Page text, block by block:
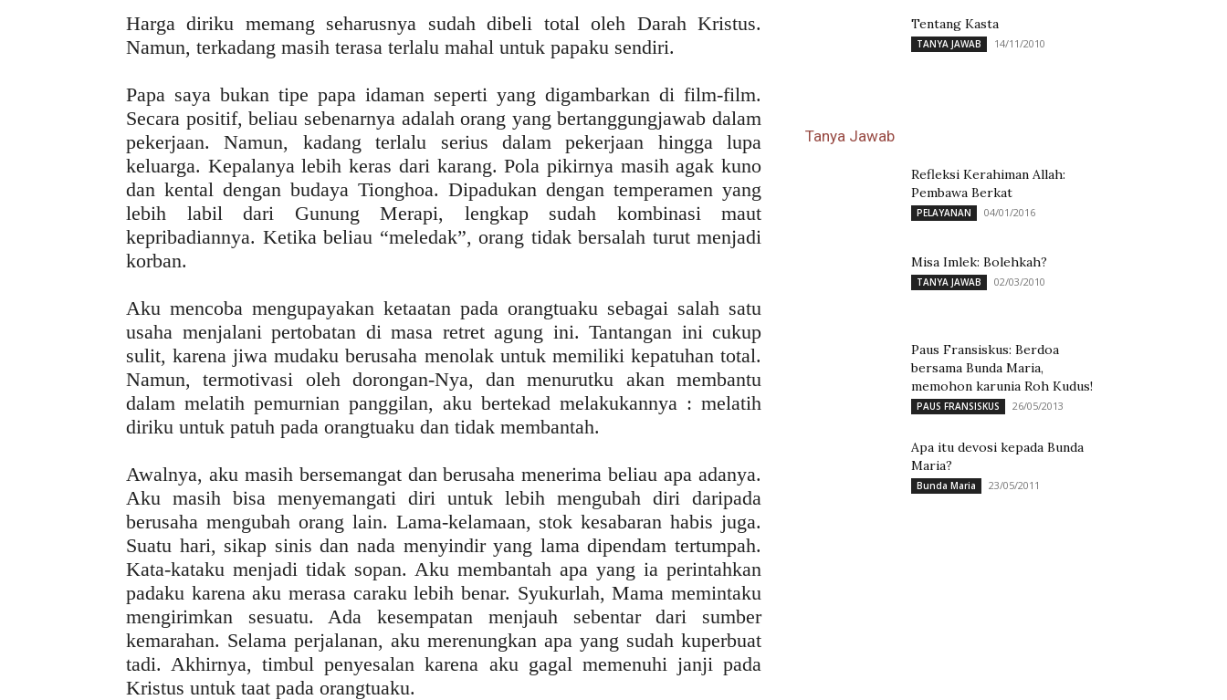
Harga diriku memang seharusnya sudah dibeli total oleh Darah Kristus.
Namun, terkadang masih terasa terlalu mahal untuk papaku sendiri.
Papa saya bukan tipe papa idaman seperti yang digambarkan di film-film.
Secara positif, beliau sebenarnya adalah orang yang bertanggungjawab dalam
pekerjaan. Namun, kadang terlalu serius dalam pekerjaan hingga lupa
keluarga. Kepalanya lebih keras dari karang. Pola pikirnya masih agak kuno
dan kental dengan budaya Tionghoa. Dipadukan dengan temperamen yang
lebih labil dari Gunung Merapi, lengkap sudah kombinasi maut
kepribadiannya. Ketika beliau “meledak”, orang tidak bersalah turut menjadi
korban.
Aku mencoba mengupayakan ketaatan pada orangtuaku sebagai salah satu
usaha menjalani pertobatan di masa retret agung ini. Tantangan ini cukup
sulit, karena jiwa mudaku berusaha menolak untuk memiliki kepatuhan total.
Namun, termotivasi oleh dorongan-Nya, dan menurutku akan membantu
dalam melatih pemurnian panggilan, aku bertekad melakukannya : melatih
diriku untuk patuh pada orangtuaku dan tidak membantah.
Awalnya, aku masih bersemangat dan berusaha menerima beliau apa adanya.
Aku masih bisa menyemangati diri untuk lebih mengubah diri daripada
berusaha mengubah orang lain. Lama-kelamaan, stok kesabaran habis juga.
Suatu hari, sikap sinis dan nada menyindir yang lama dipendam tertumpah.
Kata-kataku menjadi tidak sopan. Aku membantah apa yang ia perintahkan
padaku karena aku merasa caraku lebih benar. Syukurlah, Mama memintaku
mengirimkan sesuatu. Ada kesempatan menjauh sebentar dari sumber
kemarahan. Selama perjalanan, aku merenungkan apa yang sudah kuperbuat
tadi. Akhirnya, timbul penyesalan karena aku gagal memenuhi janji pada
Kristus untuk taat pada orangtuaku.
Tentang Kasta
TANYA JAWAB 14/11/2010
Tanya Jawab
Refleksi Kerahiman Allah:
Pembawa Berkat
PELAYANAN 04/01/2016
Misa Imlek: Bolehkah?
TANYA JAWAB 02/03/2010
Paus Fransiskus: Berdoa
bersama Bunda Maria,
memohon karunia Roh Kudus!
PAUS FRANSISKUS 26/05/2013
Apa itu devosi kepada Bunda
Maria?
Bunda Maria 23/05/2011